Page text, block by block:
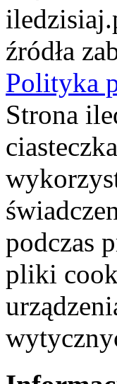
źródła
Polityka
Strona
podczas
pliki